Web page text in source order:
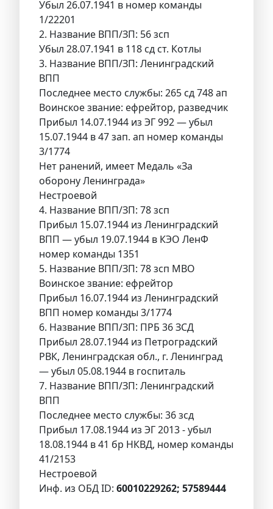
Убыл 26.07.1941 в номер команды
1/22201
2. Название ВПП/ЗП: 56 зсп
Убыл 28.07.1941 в 118 сд ст. Котлы
3. Название ВПП/ЗП: Ленинградский
ВПП
Последнее место службы: 265 сд 748 ап
Воинское звание: ефрейтор, разведчик
Прибыл 14.07.1944 из ЭГ 992 — убыл
15.07.1944 в 47 зап. ап номер команды
3/1774
Нет ранений, имеет Медаль «За
оборону Ленинграда»
Нестроевой
4. Название ВПП/ЗП: 78 зсп
Прибыл 15.07.1944 из Ленинградский
ВПП — убыл 19.07.1944 в КЭО ЛенФ
номер команды 1351
5. Название ВПП/ЗП: 78 зсп МВО
Воинское звание: ефрейтор
Прибыл 16.07.1944 из Ленинградский
ВПП номер команды 3/1774
6. Название ВПП/ЗП: ПРБ 36 ЗСД
Прибыл 28.07.1944 из Петроградский
РВК, Ленинградская обл., г. Ленинград
— убыл 05.08.1944 в госпиталь
7. Название ВПП/ЗП: Ленинградский
ВПП
Последнее место службы: 36 зсд
Прибыл 17.08.1944 из ЭГ 2013 - убыл
18.08.1944 в 41 бр НКВД, номер команды
41/2153
Нестроевой
Инф. из ОБД ID: 60010229262; 57589444